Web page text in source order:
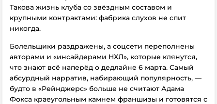
Такова жизнь клуба со звёздным составом и
крупными контрактами: фабрика слухов не спит
никогда.
Болельщики раздражены, а соцсети переполнены
авторами и «инсайдерами НХЛ», которые клянутся,
что знают всё наперёд о дедлайне 6 марта. Самый
абсурдный нарратив, набирающий популярность, —
будто в «Рейнджерс» больше не считают Адама
Фокса краеугольным камнем франшизы и готовятся с